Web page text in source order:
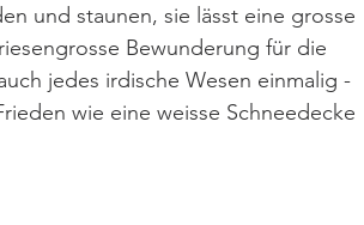
und staunen, sie lässt eine grosse
Bewunderung für die
jedes irdische Wesen einmalig -
wie eine weisse Schneedecke